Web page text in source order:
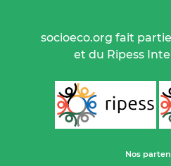
socioeco.org fait
et du Ripess
Nos